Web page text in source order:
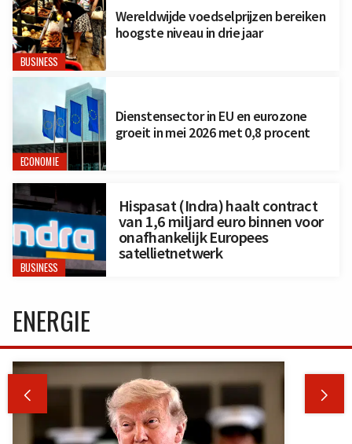
BUSINESS
Wereldwijde voedselprijzen bereiken
hoogste niveau in drie jaar
ECONOMIE
Dienstensector in EU en eurozone
groeit in mei 2026 met 0,8 procent
BUSINESS
Hispasat (Indra) haalt contract
van 1,6 miljard euro binnen voor
onafhankelijk Europees
satellietnetwerk
ENERGIE
 